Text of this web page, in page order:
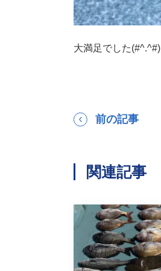
大満足でした(#^.^#)
前の記事
関連記事